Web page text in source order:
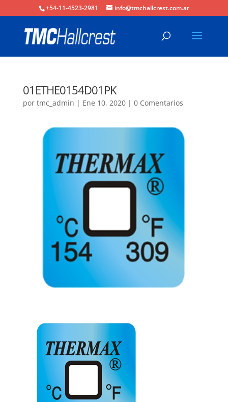
+54-11-4523-2981 info@tmchallcrest.com.ar
01ETHE0154D01PK
por tmc_admin | Ene 10, 2020| 0 Comentarios